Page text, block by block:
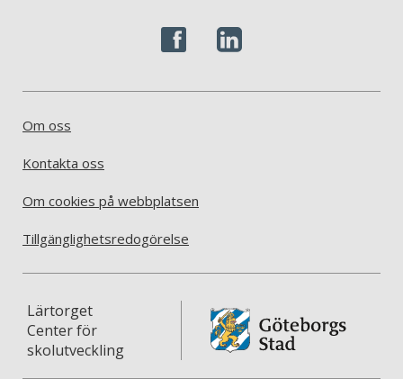
Om oss
Kontakta oss
Om cookies på webbplatsen
Tillgänglighetsredogörelse
Lärtorget
Center för
skolutveckling